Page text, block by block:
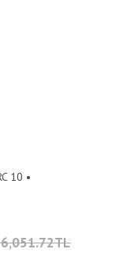
10 •